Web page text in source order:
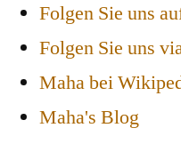
Folgen Sie uns
Folgen Sie uns
Maha bei
Maha's Blog